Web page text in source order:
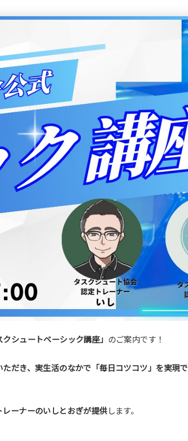
クシュートベーシック講座」 のご案内です！
だき、実生活のなかで「毎日コツコツ」を実現で
ーナーのいしとおぎが提供します。